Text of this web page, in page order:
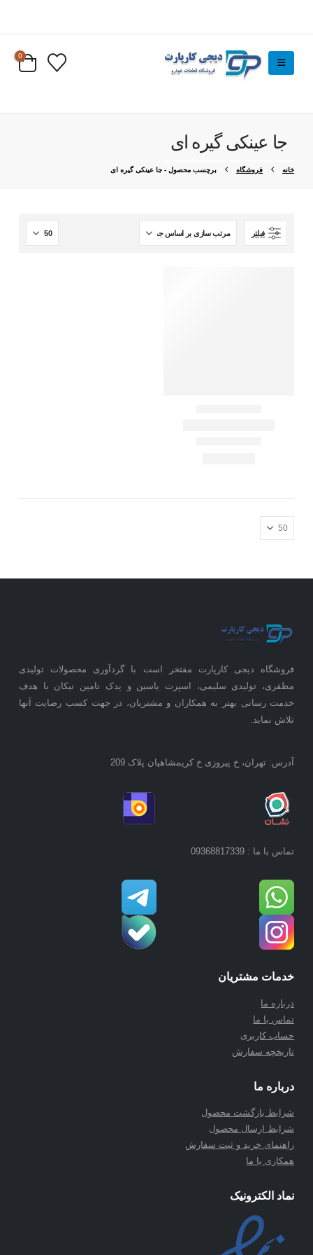
0
جا عینکی گیره ای
خانه فروشگاه برچسب محصول - جا عینکی گیره ای
فیلتر
فروشگاه دیجی کارپارت مفتخر است با گردآوری محصولات تولیدی
مظفری، تولیدی سلیمی، اسپرت یاسین و یدک تامین نیکان با هدف
خدمت رسانی بهتر به همکاران و مشتریان، در جهت کسب رضایت آنها
تلاش نماید.
آدرس: تهران، خ پیروزی خ کریمشاهیان پلاک 209
تماس با ما : 09368817339
خدمات مشتریان
درباره ما
تماس با ما
حساب کاربری
تاریخچه سفارش
درباره ما
شرابط بازگشت محصول
شرابط ارسال محصول
راهنمای خرید و ثبت سفارش
همکاری با ما
نماد الکترونیک